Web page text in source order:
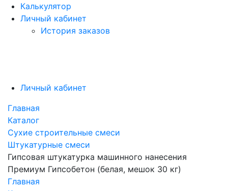
Калькулятор
Личный кабинет
История заказов
Личный кабинет
Главная
Каталог
Сухие строительные смеси
Штукатурные смеси
Гипсовая штукатурка машинного нанесения
Премиум Гипсобетон (белая, мешок 30 кг)
Главная